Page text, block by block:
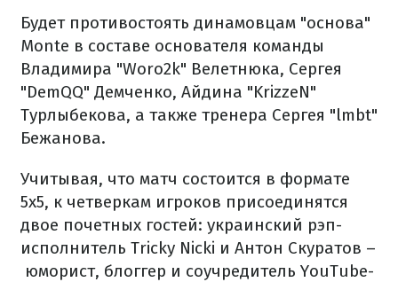
Будет противостоять динамовцам "основа"
Monte в составе основателя команды
Владимира "Woro2k" Велетнюка, Сергея
"DemQQ" Демченко, Айдина "KrizzeN"
Турлыбекова, а также тренера Сергея "lmbt"
Бежанова.
Учитывая, что матч состоится в формате
5x5, к четверкам игроков присоединятся
двое почетных гостей: украинский рэп-
исполнитель Tricky Nicki и Антон Скуратов –
юморист, блоггер и соучредитель YouTube-